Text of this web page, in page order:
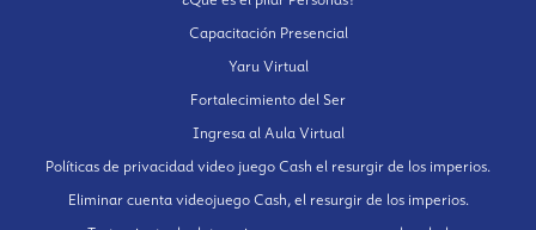
Capacitación Presencial
Yaru Virtual
Fortalecimiento del Ser
Ingresa al Aula Virtual
Políticas de privacidad video juego Cash el resurgir de los imperios.
Eliminar cuenta videojuego Cash, el resurgir de los imperios.